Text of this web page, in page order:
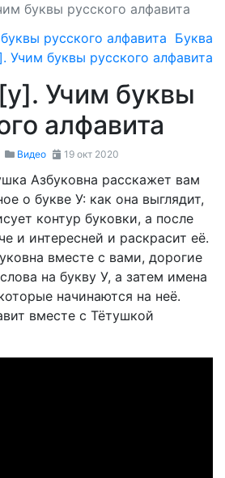
буквы русского алфавита
русского алфавита Буква
Учим буквы русского алфавита
Учим буквы
алфавита
Видео 19 окт 2020
Азбуковна расскажет вам
о букве У: как она выглядит,
контур буковки, а после
и интересней и раскрасит её.
вместе с вами, дорогие
на букву У, а затем имена
начинаются на неё.
вместе c Тётушкой